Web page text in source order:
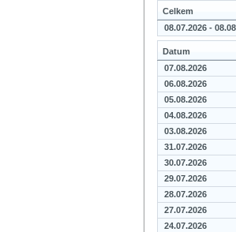
Celkem
08.07.2026 -
Datum
07.08.2026
06.08.2026
05.08.2026
04.08.2026
03.08.2026
31.07.2026
30.07.2026
29.07.2026
28.07.2026
27.07.2026
24.07.2026